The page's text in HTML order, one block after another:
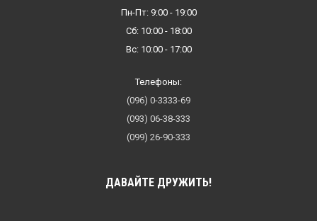
Пн-Пт: 9:00 - 19:00
Сб: 10:00 - 18:00
Вс: 10:00 - 17:00
Телефоны:
(096) 0-3333-69
(093) 06-38-333
(099) 26-90-333
ДАВАЙТЕ ДРУЖИТЬ!